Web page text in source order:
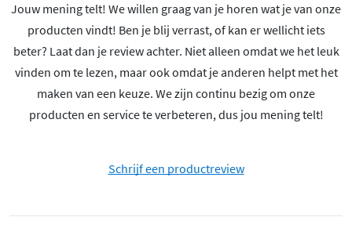
Jouw mening telt! We willen graag van je horen wat je van onze
producten vindt! Ben je blij verrast, of kan er wellicht iets
beter? Laat dan je review achter. Niet alleen omdat we het leuk
vinden om te lezen, maar ook omdat je anderen helpt met het
maken van een keuze. We zijn continu bezig om onze
producten en service te verbeteren, dus jou mening telt!
Schrijf een productreview